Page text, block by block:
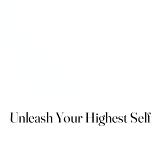
Unleash Your Highest Self
Unleash Your Highest Self